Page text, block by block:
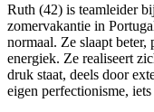
Ruth (42) is teamleider
zomervakantie in
normaal. Ze slaapt
energiek. Ze realiseert
druk staat, deels door
eigen perfectionisme,